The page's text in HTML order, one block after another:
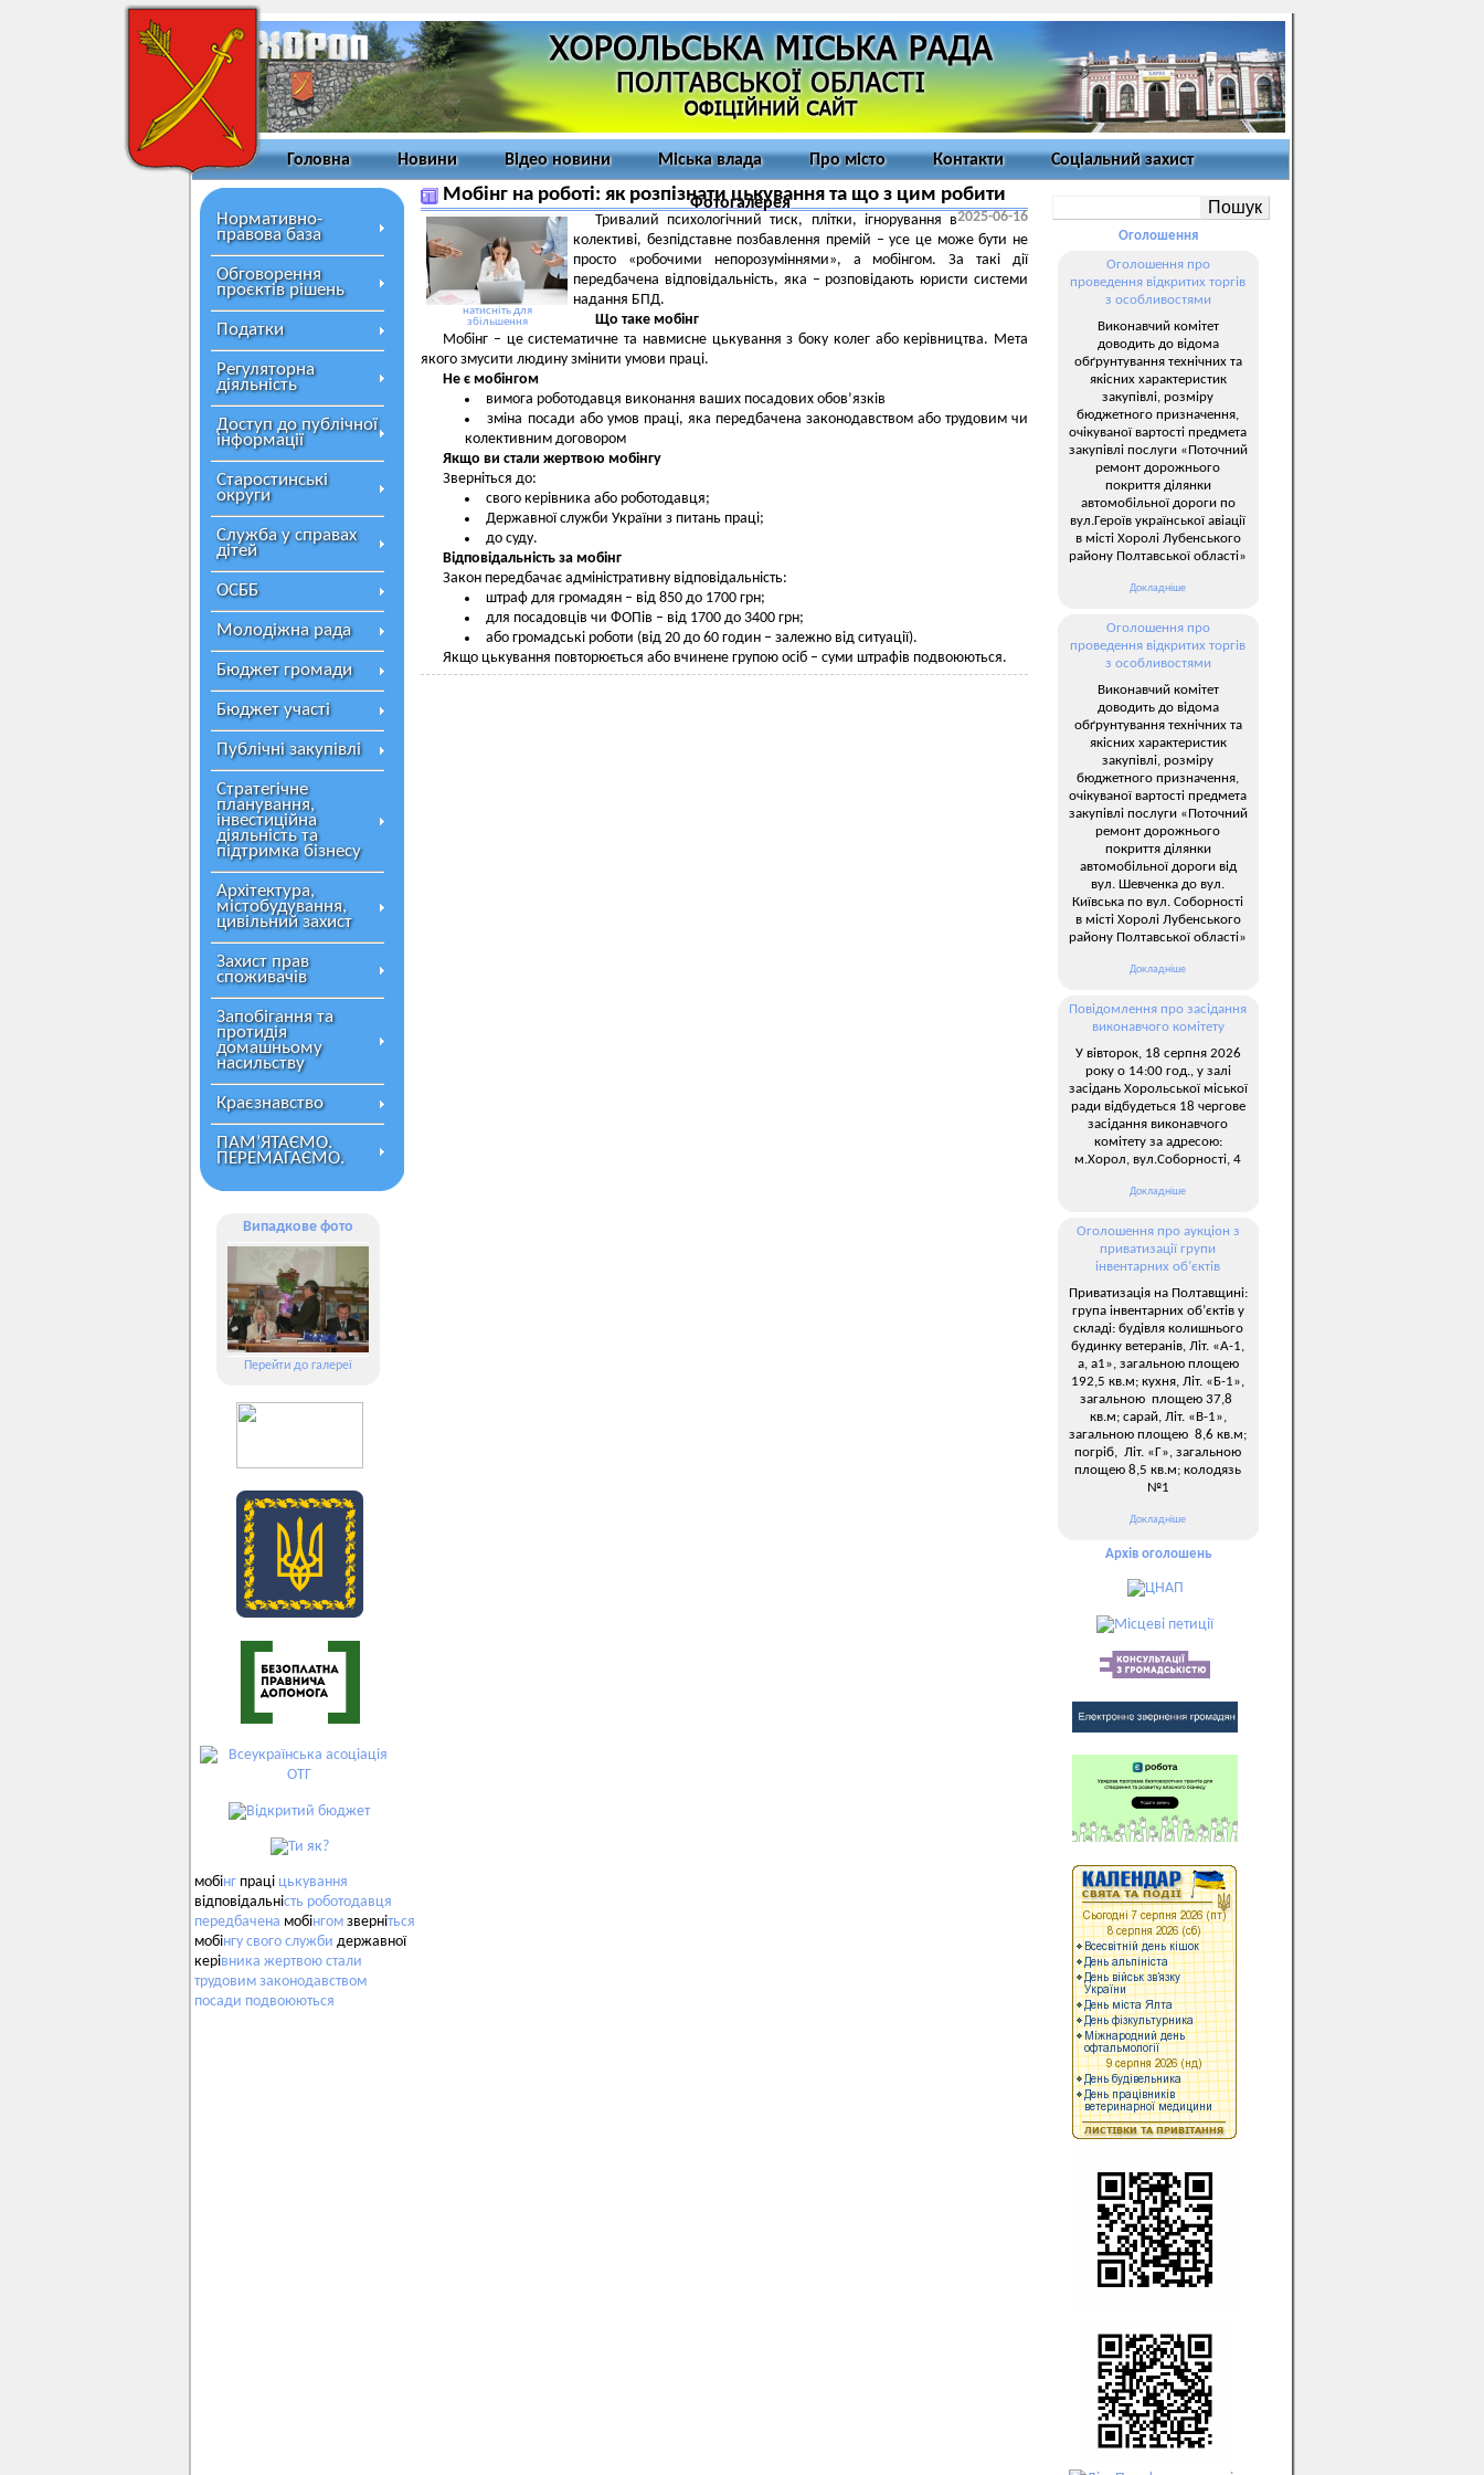
Головна Новини Відео новини Міська влада Про місто Контакти Соціальний захист
Фотогалерея
Нормативно-
правова база
Обговорення
проєктів рішень
Податки
Регуляторна
діяльність
Доступ до публічної
інформації
Старостинські
округи
Служба у справах
дітей
ОСББ
Молодіжна рада
Бюджет громади
Бюджет участі
Публічні закупівлі
Стратегічне
планування,
інвестиційна
діяльність та
підтримка бізнесу
Архітектура,
містобудування,
цивільний захист
Захист прав
споживачів
Запобігання та
протидія
домашньому
насильству
Краєзнавство
ПАМ’ЯТАЄМО.
ПЕРЕМАГАЄМО.
Випадкове фото
Перейти до галереї
мобінг праці цькування
відповідальність роботодавця
передбачена мобінгом зверніться
мобінгу свого служби державної
керівника жертвою стали
трудовим законодавством
посади подвоюються
Мобінг на роботі: як розпізнати цькування та що з цим робити
2025-06-16
натисніть для
збільшення
Тривалий психологічний тиск, плітки, ігнорування в
колективі, безпідставне позбавлення премій – усе це може бути не
просто «робочими непорозуміннями», а мобінгом. За такі дії
передбачена відповідальність, яка – розповідають юристи системи
надання БПД.
Що таке мобінг
Мобінг – це систематичне та навмисне цькування з боку колег або керівництва. Мета
якого змусити людину змінити умови праці.
Не є мобінгом
вимога роботодавця виконання ваших посадових обов’язків
зміна посади або умов праці, яка передбачена законодавством або трудовим чи
колективним договором
Якщо ви стали жертвою мобінгу
Зверніться до:
свого керівника або роботодавця;
Державної служби України з питань праці;
до суду.
Відповідальність за мобінг
Закон передбачає адміністративну відповідальність:
штраф для громадян – від 850 до 1700 грн;
для посадовців чи ФОПів – від 1700 до 3400 грн;
або громадські роботи (від 20 до 60 годин – залежно від ситуації).
Якщо цькування повторюється або вчинене групою осіб – суми штрафів подвоюються.
Оголошення
Оголошення про
проведення відкритих торгів
з особливостями
Виконавчий комітет
доводить до відома
обґрунтування технічних та
якісних характеристик
закупівлі, розміру
бюджетного призначення,
очікуваної вартості предмета
закупівлі послуги «Поточний
ремонт дорожнього
покриття ділянки
автомобільної дороги по
вул.Героїв української авіації
в місті Хоролі Лубенського
району Полтавської області»
Докладніше
Оголошення про
проведення відкритих торгів
з особливостями
Виконавчий комітет
доводить до відома
обґрунтування технічних та
якісних характеристик
закупівлі, розміру
бюджетного призначення,
очікуваної вартості предмета
закупівлі послуги «Поточний
ремонт дорожнього
покриття ділянки
автомобільної дороги від
вул. Шевченка до вул.
Київська по вул. Соборності
в місті Хоролі Лубенського
району Полтавської області»
Докладніше
Повідомлення про засідання
виконавчого комітету
У вівторок, 18 серпня 2026
року о 14:00 год., у залі
засідань Хорольської міської
ради відбудеться 18 чергове
засідання виконавчого
комітету за адресою:
м.Хорол, вул.Соборності, 4
Докладніше
Оголошення про аукціон з
приватизації групи
інвентарних об’єктів
Приватизація на Полтавщині:
група інвентарних об’єктів у
складі: будівля колишнього
будинку ветеранів, Літ. «А-1,
а, а1», загальною площею
192,5 кв.м; кухня, Літ. «Б-1»,
загальною площею 37,8
кв.м; сарай, Літ. «В-1»,
загальною площею 8,6 кв.м;
погріб, Літ. «Г», загальною
площею 8,5 кв.м; колодязь
№1
Докладніше
Архів оголошень